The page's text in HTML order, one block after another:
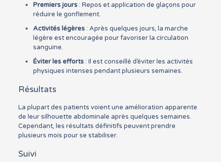
Premiers jours: Repos et application de glaçons pour
réduire le gonflement.
Activités légères: Après quelques jours, la marche
légère est encouragée pour favoriser la circulation
sanguine.
Éviter les efforts: Il est conseillé d’éviter les activités
physiques intenses pendant plusieurs semaines.
Résultats
La plupart des patients voient une amélioration apparente
de leur silhouette abdominale après quelques semaines.
Cependant, les résultats définitifs peuvent prendre
plusieurs mois pour se stabiliser.
Suivi